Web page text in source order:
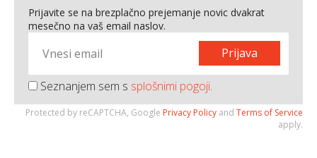
Prijavite se na brezplačno prejemanje novic dvakrat
mesečno na vaš email naslov.
Prijava
Seznanjem sem s splošnimi pogoji.
Protected by reCAPTCHA, Google Privacy Policy and Terms of Service
apply.